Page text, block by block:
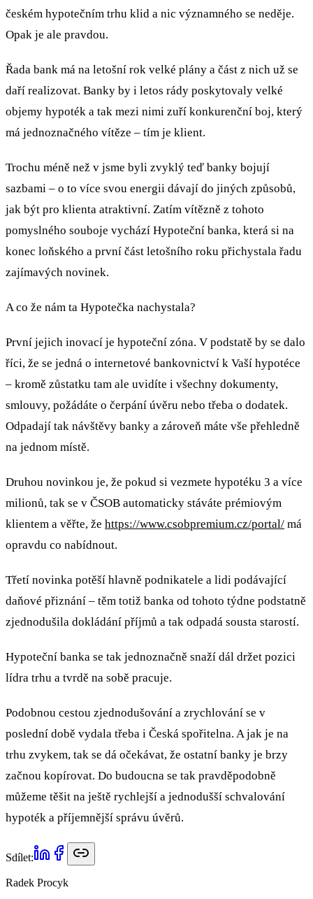
českém hypotečním trhu klid a nic významného se neděje.
Opak je ale pravdou.
Řada bank má na letošní rok velké plány a část z nich už se
daří realizovat. Banky by i letos rády poskytovaly velké
objemy hypoték a tak mezi nimi zuří konkurenční boj, který
má jednoznačného vítěze – tím je klient.
Trochu méně než v jsme byli zvyklý teď banky bojují
sazbami – o to více svou energii dávají do jiných způsobů,
jak být pro klienta atraktivní. Zatím vítězně z tohoto
pomyslného souboje vychází Hypoteční banka, která si na
konec loňského a první část letošního roku přichystala řadu
zajímavých novinek.
A co že nám ta Hypotečka nachystala?
První jejich inovací je hypoteční zóna. V podstatě by se dalo
říci, že se jedná o internetové bankovnictví k Vaší hypotéce
– kromě zůstatku tam ale uvidíte i všechny dokumenty,
smlouvy, požádáte o čerpání úvěru nebo třeba o dodatek.
Odpadají tak návštěvy banky a zároveň máte vše přehledně
na jednom místě.
Druhou novinkou je, že pokud si vezmete hypotéku 3 a více
milionů, tak se v ČSOB automaticky stáváte prémiovým
klientem a věřte, že https://www.csobpremium.cz/portal/ má
opravdu co nabídnout.
Třetí novinka potěší hlavně podnikatele a lidi podávající
daňové přiznání – těm totiž banka od tohoto týdne podstatně
zjednodušila dokládání příjmů a tak odpadá sousta starostí.
Hypoteční banka se tak jednoznačně snaží dál držet pozici
lídra trhu a tvrdě na sobě pracuje.
Podobnou cestou zjednodušování a zrychlování se v
poslední době vydala třeba i Česká spořitelna. A jak je na
trhu zvykem, tak se dá očekávat, že ostatní banky je brzy
začnou kopírovat. Do budoucna se tak pravděpodobně
můžeme těšit na ještě rychlejší a jednodušší schvalování
hypoték a příjemnější správu úvěrů.
Sdílet:
Radek Procyk